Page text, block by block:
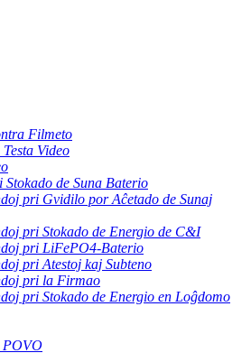
Filmeto
Video
de Suna Baterio
pri Gvidilo por Aĉetado de Sunaj
pri Stokado de Energio de C&I
pri LiFePO4-Baterio
pri Atestoj kaj Subteno
pri la Firmao
pri Stokado de Energio en Loĝdomo
POVO